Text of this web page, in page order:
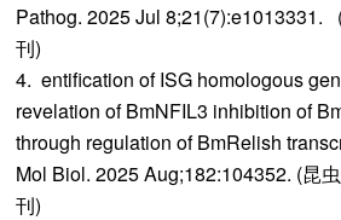
Pathog. 2025 Jul 8;21(7):e1013331.
4. entification of ISG homologous
revelation of BmNFIL3 inhibition of
through regulation of BmRelish
Mol Biol. 2025 Aug;182:104352. (昆